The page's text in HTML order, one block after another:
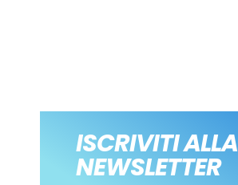
ISCRIVITI ALLA
NEWSLETTER